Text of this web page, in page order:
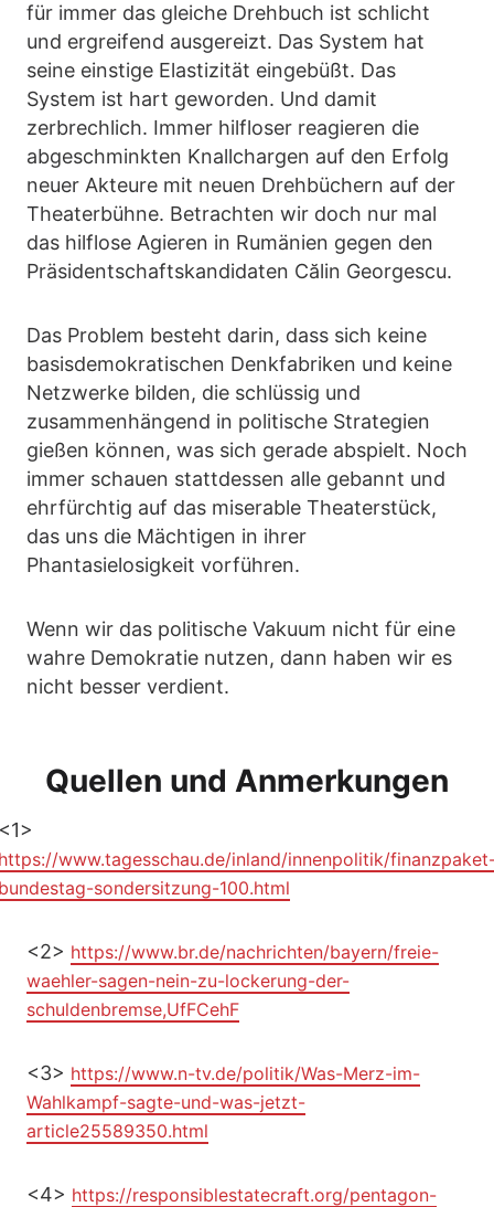
für immer das gleiche Drehbuch ist schlicht
und ergreifend ausgereizt. Das System hat
seine einstige Elastizität eingebüßt. Das
System ist hart geworden. Und damit
zerbrechlich. Immer hilfloser reagieren die
abgeschminkten Knallchargen auf den Erfolg
neuer Akteure mit neuen Drehbüchern auf der
Theaterbühne. Betrachten wir doch nur mal
das hilflose Agieren in Rumänien gegen den
Präsidentschaftskandidaten Călin Georgescu.
Das Problem besteht darin, dass sich keine
basisdemokratischen Denkfabriken und keine
Netzwerke bilden, die schlüssig und
zusammenhängend in politische Strategien
gießen können, was sich gerade abspielt. Noch
immer schauen stattdessen alle gebannt und
ehrfürchtig auf das miserable Theaterstück,
das uns die Mächtigen in ihrer
Phantasielosigkeit vorführen.
Wenn wir das politische Vakuum nicht für eine
wahre Demokratie nutzen, dann haben wir es
nicht besser verdient.
Quellen und Anmerkungen
www.tagesschau.de/inland/innenpolitik/
sondersitzung-100.html
<2> https://www.br.de/nachrichten/bayern/freie-
waehler-sagen-nein-zu-lockerung-der-
schuldenbremse,UfFCehF
<3> https://www.n-tv.de/politik/Was-Merz-im-
Wahlkampf-sagte-und-was-jetzt-
article25589350.html
<4> https://responsiblestatecraft.org/pentagon-